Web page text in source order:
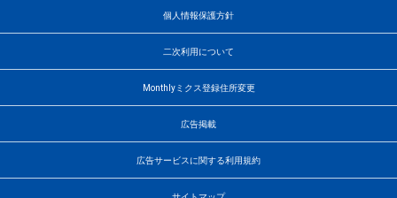
個人情報保護方針
二次利用について
Monthlyミクス登録住所変更
広告掲載
広告サービスに関する利用規約